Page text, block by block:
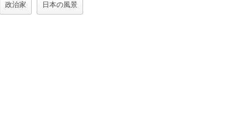
政治家 日本の風景